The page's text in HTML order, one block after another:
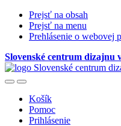
Prejsť na obsah
Prejsť na menu
Prehlásenie o webovej
Slovenské centrum dizajnu
Košík
Pomoc
Prihlásenie